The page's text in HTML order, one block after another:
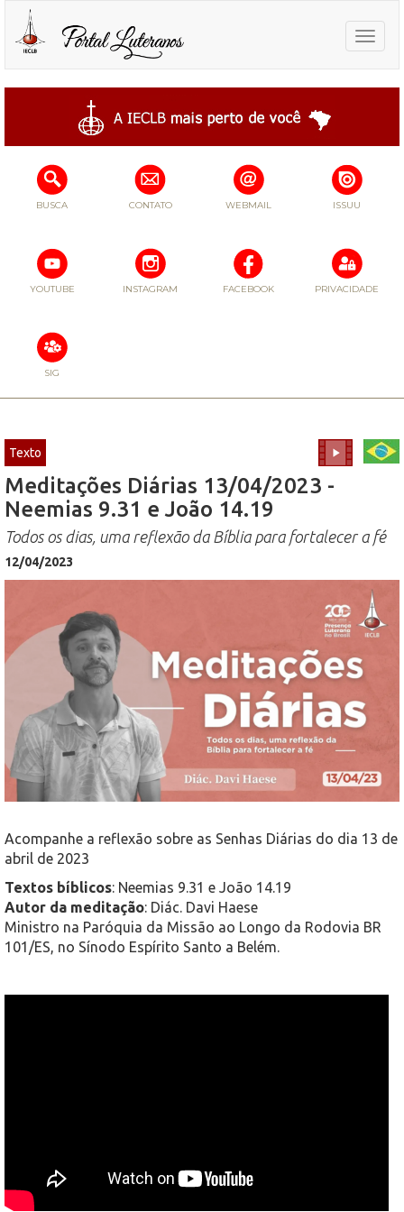
Toggle
BUSCA CONTATO WEBMAIL ISSUU
YOUTUBE INSTAGRAM FACEBOOK PRIVACIDADE
SIG
Texto
Meditações Diárias 13/04/2023 -
Neemias 9.31 e João 14.19
Todos os dias, uma reflexão da Bíblia para fortalecer a fé
12/04/2023
Acompanhe a reflexão sobre as Senhas Diárias do dia 13 de
abril de 2023
Textos bíblicos: Neemias 9.31 e João 14.19
Autor da meditação: Diác. Davi Haese
Ministro na Paróquia da Missão ao Longo da Rodovia BR
101/ES, no Sínodo Espírito Santo a Belém.